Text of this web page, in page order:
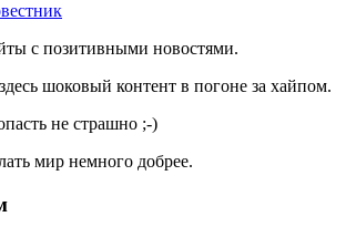
с позитивными новостями.
шоковый контент в погоне за хайпом.
не страшно ;-)
мир немного добрее.